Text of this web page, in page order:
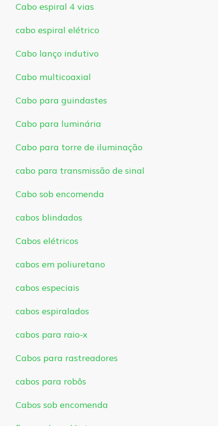
Cabo espiral 4 vias
cabo espiral elétrico
Cabo lanço indutivo
Cabo multicoaxial
Cabo para guindastes
Cabo para luminária
Cabo para torre de iluminação
cabo para transmissão de sinal
Cabo sob encomenda
cabos blindados
Cabos elétricos
cabos em poliuretano
cabos especiais
cabos espiralados
cabos para raio-x
Cabos para rastreadores
cabos para robôs
Cabos sob encomenda